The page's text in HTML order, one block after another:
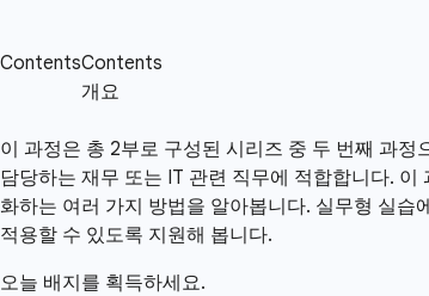
이 과정은 총 2부로 구성된 시리즈 중 두 번째 과
담당하는 재무 또는 IT 관련 직무에 적합합니다.
화하는 여러 가지 방법을 알아봅니다. 실무형 실
적용할 수 있도록 지원해 봅니다.
오늘 배지를 획득하세요.